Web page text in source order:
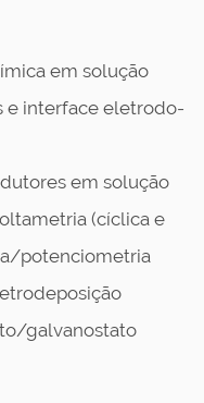
em solução
e interface eletrodo-
em solução
(cíclica e
potenciometria
galvanostato